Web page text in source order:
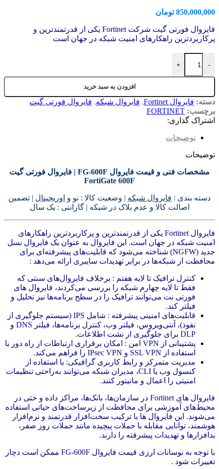
850,000,000 تومان
فایروال فورتی گیت شرکت Fortinet یکی از قدرتمندترین و
پرکاربردترین راهکارهای امنیت شبکه در جهان است
-
+
افزودن به سبد خرید
دسته: فایروال Fortinet , فایروال شبکه, فایروال فورتی گیت
برچسب: FORTINET
اشتراک گذاری:
توضیحات
توضیحات
مشخصات فنی و قیمت فایروال FG-600F | فایروال فورتی گیت
FortiGate 600F
دسته بندی : فایروال شبکه | وضعیت کالا : نو و اوریجینال | تضمین
اصالت کالا و عدم بلاک در شبکه | گارانتی : یک سال
فایروال Fortinet یکی از قدرتمندترین و پرکاربردترین راهکارهای
امنیت شبکه در جهان است. این فایروال به عنوان یک فایروال نسل
جدید (NGFW) شناخته می‌شود که قابلیت‌های پیشرفته‌ای برای
محافظت از شبکه‌ها در برابر تهدیدات سایبری ارائه می‌دهد :
کنترل ترافیک تا لایه هفتم : برخلاف فایروال‌های سنتی که
فقط تا لایه چهارم شبکه را بررسی می‌کردند، فایروال های
فورتی نت می‌توانند ترافیک را در سطح برنامه‌ها نیز تحلیل و
فیلتر کند.
قابلیت‌های امنیتی پیشرفته : شامل IPS (سیستم جلوگیری از
نفوذ)، آنتی‌ویروس، فیلتر وب، کنترل برنامه‌ها، فیلتر DNS و
DLP برای جلوگیری از نشت اطلاعات.
پشتیبانی از VPN امن : امکان برقراری ارتباطات از راه دور با
استفاده از SSL VPN و IPsec VPN را فراهم می‌کند.
مدیریت متمرکز و رابط کاربری گرافیکی: با استفاده از
کنسول وب یا CLI، مدیران شبکه می‌توانند به‌راحتی تنظیمات
امنیتی را اعمال و مانیتور کنند.
فایروال های Fortinet در سازمان‌ها، بانک‌ها، مراکز داده و حتی در
محیط‌های آموزشی برای محافظت از زیرساخت‌های حیاتی استفاده
می‌شوند. این فایروال ها با ترکیب سخت‌افزار قدرتمند و نرم‌افزار
هوشمند، توانایی مقابله با حملات پیچیده مانند حملات روز صفر،
بدافزارها و تهدیدات پیشرفته را دارند.
با توجه به نوسانات ارزی قیمت فایروال FG-600F ممکن است دچار
تغییرات شود .